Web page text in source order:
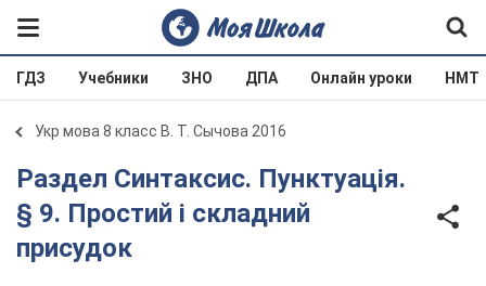
ГДЗ Учебники ЗНО ДПА Онлайн уроки НМТ
Укр мова 8 класс В. Т. Сычова 2016
Раздел Синтаксис. Пунктуація.
§ 9. Простий і складний
присудок